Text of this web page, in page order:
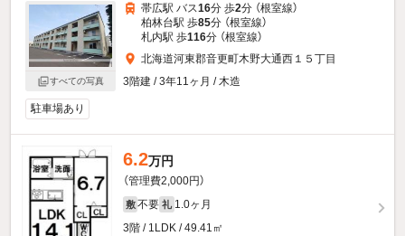
すべての写真
帯広駅 バス16分 歩2分 （根室線）
柏林台駅 歩85分 （根室線）
札内駅 歩116分 （根室線）
北海道河東郡音更町木野大通西１５丁目
3階建 / 3年11ヶ月 / 木造
駐車場あり
6.2万円
（管理費2,000円）
敷 不要 礼 1.0ヶ月
3階 / 1LDK / 49.41㎡